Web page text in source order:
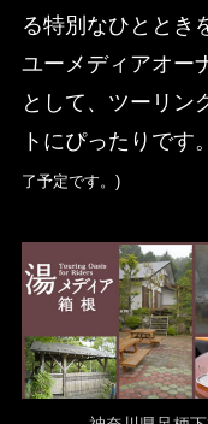
る特別なひととき
ユーメディアオー
として、ツーリン
トにぴったりです。
了予定です。)